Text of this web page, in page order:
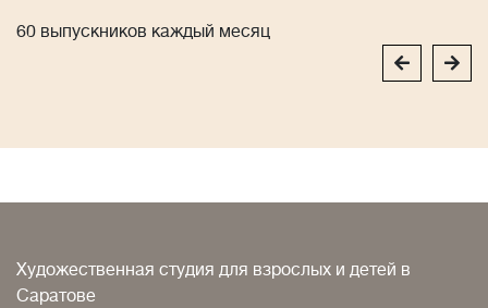
60 выпускников каждый месяц
Художественная студия для взрослых и детей в
Саратове